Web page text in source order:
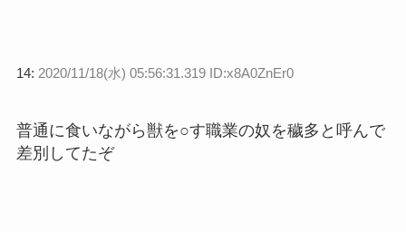
14: 2020/11/18(水) 05:56:31.319 ID:x8A0ZnEr0
普通に食いながら獣を○す職業の奴を穢多と呼んで
差別してたぞ